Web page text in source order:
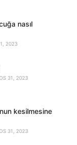
nasıl
2023
31, 2023
kesilmesine
31, 2023